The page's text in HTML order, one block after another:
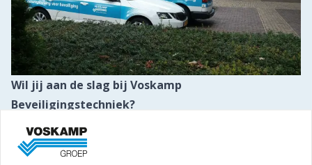
Wil jij aan de slag bij Voskamp
Beveiligingstechniek?
Vacatures
Heb je passie voor (beveiligings-)techniek?